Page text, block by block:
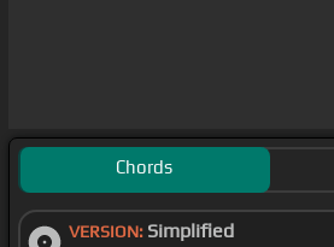
Chords
VERSION: Simplified